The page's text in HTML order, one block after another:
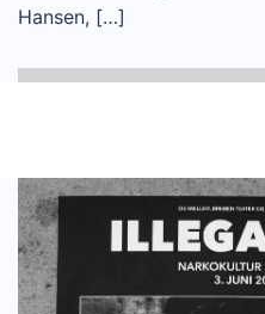
Hansen, […]